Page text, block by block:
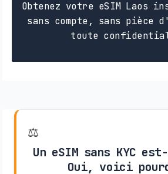
Obtenez votre eSIM Laos
sans compte, sans pièce
toute
⚖️
Un eSIM sans KYC
Oui, voici